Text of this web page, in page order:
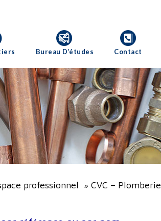
Bureau D’études Contact
professionnel » CVC – Plomberie